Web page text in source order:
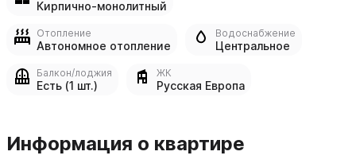
Кирпично-монолитный
Отопление
Автономное отопление
Водоснабжение
Центральное
Балкон/лоджия
Есть (1 шт.)
ЖК
Русская Европа
Информация о квартире